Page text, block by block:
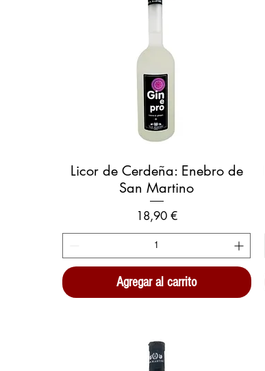
Vista rápida
Licor de Cerdeña: Enebro de
San Martino
Precio
18,90 €
Agregar al carrito